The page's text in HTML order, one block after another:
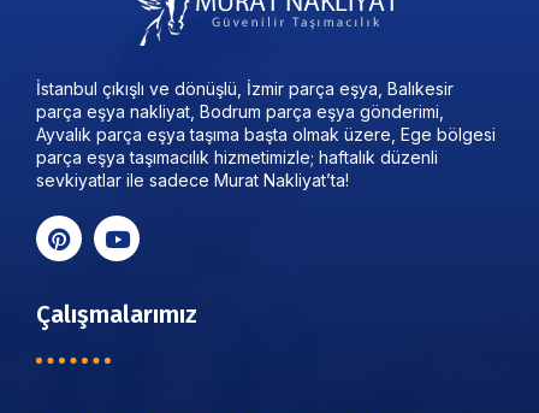
İstanbul çıkışlı ve dönüşlü, İzmir parça eşya, Balıkesir
parça eşya nakliyat, Bodrum parça eşya gönderimi,
Ayvalık parça eşya taşıma başta olmak üzere, Ege bölgesi
parça eşya taşımacılık hizmetimizle; haftalık düzenli
sevkiyatlar ile sadece Murat Nakliyat’ta!
Çalışmalarımız